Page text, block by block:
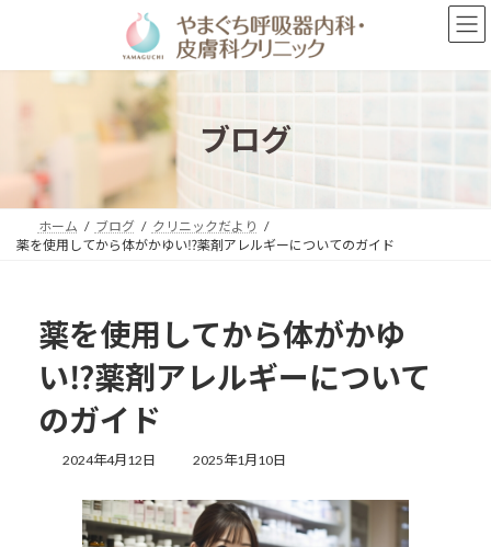
ン
プ
ー
動
ブログ
ホーム ブログ
クリニックだより
薬を使用してから体がかゆい⁉薬剤アレルギーについてのガイド
薬を使用してから体がかゆ
い⁉薬剤アレルギーについて
のガイド
2024年4月12日
最
更
新
日
2025年1月10日